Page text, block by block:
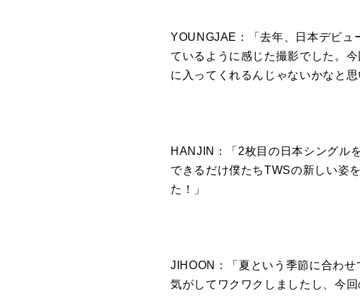
YOUNGJAE：「去年、 日本デビュ
ているように感じた撮影でした。
に入ってくれるんじゃないかなと思
HANJIN：「2枚目の日本シングル
できるだけ僕たちTWSの新しい姿
た！」
JIHOON：「夏という季節に合わせ
気がしてワクワクしましたし、 今